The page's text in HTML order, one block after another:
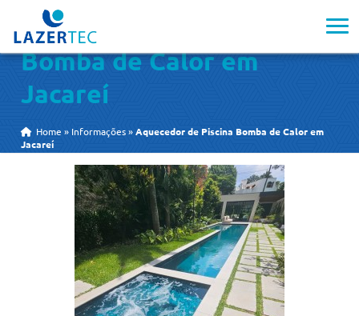
Aquecedor de Piscina
Bomba de Calor em
Jacareí
Home » Informações »Aquecedor de Piscina Bomba de Calor em
Jacareí